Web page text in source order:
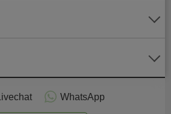
Livechat WhatsApp